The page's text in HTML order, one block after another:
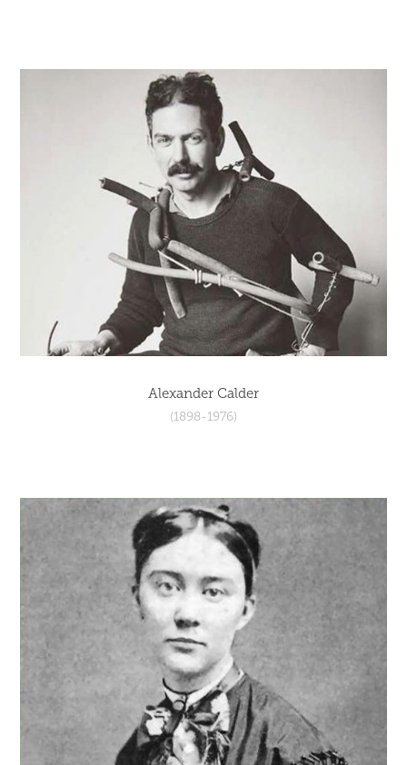
Alexander Calder
(1898-1976)